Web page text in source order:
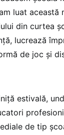
luat această
din curtea
lucrează
de joc și
estivală,
de tip